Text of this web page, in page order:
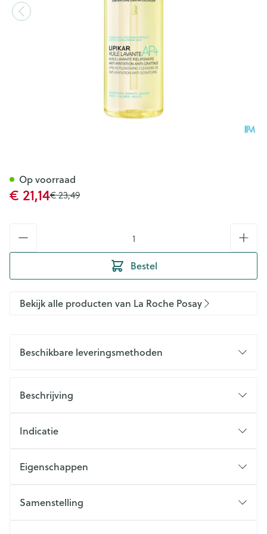
Adviesprijs
€ 23,49
Promotie prijs
€ 21,14
Bestel
Op voorraad
Bekijk alle producten van La Roche Posay
Beschikbare leveringsmethoden
Beschrijving
Indicatie
Eigenschappen
Samenstelling